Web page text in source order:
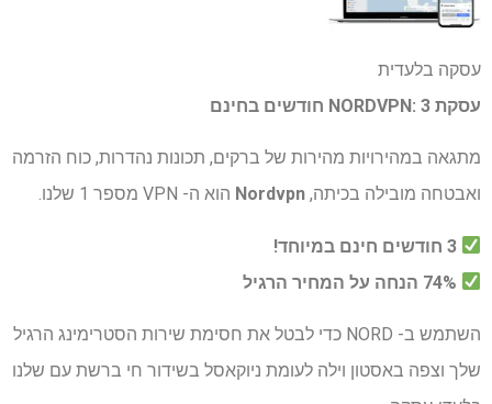
עסקה בלעדית
עסקת NORDVPN: 3 חודשים בחינם
מתגאה במהירויות מהירות של ברקים, תכונות נהדרות, כוח הזרמה
ואבטחה מובילה בכיתה, Nordvpn הוא ה- VPN מספר 1 שלנו.
3 חודשים חינם במיוחד!
השתמש ב- NORD כדי לבטל את חסימת שירות הסטרימינג הרגיל
שלך וצפה באסטון וילה לעומת ניוקאסל בשידור חי ברשת עם שלנו